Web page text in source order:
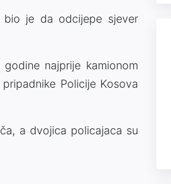
bio je da odcijepe sjever
najprije kamionom
Policije Kosova
a dvojica policajaca su